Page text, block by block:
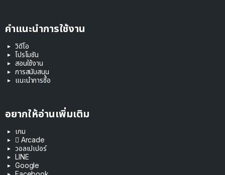
คำแนะนำการใช้งาน
วิดีโอ
โปรโมชัน
สอนใช้งาน
การสนับสนุน
แนะนำการซื้อ
อยากให้อ่านเพิ่มเติม
เกม
 Arcade
วอลเปเปอร์
LINE
Google